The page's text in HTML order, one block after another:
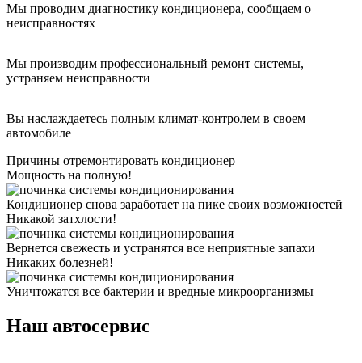
Мы проводим диагностику кондиционера, сообщаем о
неисправностях
Мы производим профессиональный ремонт системы,
устраняем неисправности
Вы наслаждаетесь полным климат-контролем в своем
автомобиле
Причины отремонтировать кондиционер
Мощность на полную!
Кондиционер снова заработает на пике своих возможностей
Никакой затхлости!
Вернется свежесть и устранятся все неприятные запахи
Никаких болезней!
Уничтожатся все бактерии и вредные микроорганизмы
Наш автосервис